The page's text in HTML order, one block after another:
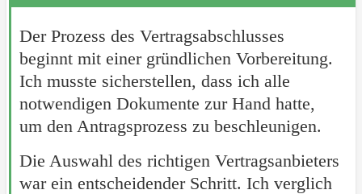
Der Prozess des Vertragsabschlusses
beginnt mit einer gründlichen Vorbereitung.
Ich musste sicherstellen, dass ich alle
notwendigen Dokumente zur Hand hatte,
um den Antragsprozess zu beschleunigen.
Die Auswahl des richtigen Vertragsanbieters
war ein entscheidender Schritt. Ich verglich